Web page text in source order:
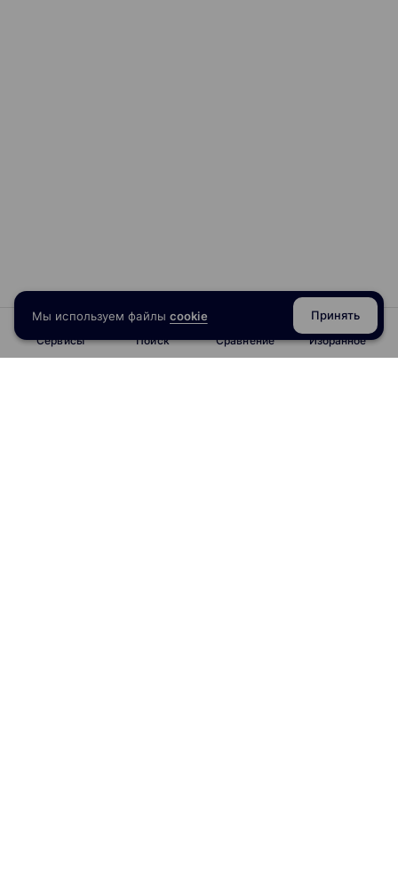
Сервисы Поиск Сравнение Избранное
Мы используем файлы cookie Принять